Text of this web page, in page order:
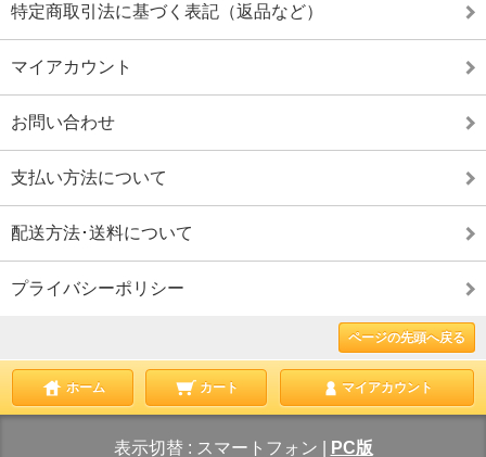
特定商取引法に基づく表記（返品など）
マイアカウント
お問い合わせ
支払い方法について
配送方法･送料について
プライバシーポリシー
ページの先頭へ戻る
ホーム カート マイアカウント
表示切替 : スマートフォン PC版